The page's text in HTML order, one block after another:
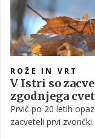
ROŽE IN VRT
V Istri so
zgodnjega
Prvič po 20 letih
zacveteli prvi